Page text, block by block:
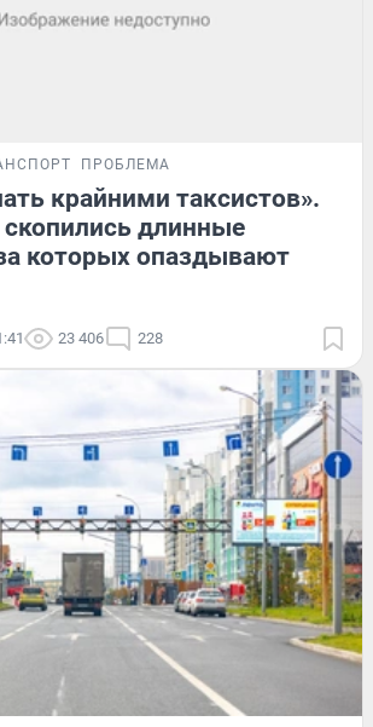
ПРОБЛЕМА
крайними таксистов».
длинные
которых опаздывают
23 406 228